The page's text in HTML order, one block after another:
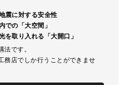
震に対する安全性
での「大空間」
を取り入れる「大開口」
法です。
務店でしか行うことができませ